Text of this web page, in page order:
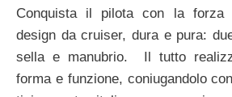
Conquista il pilota con la forza
design da cruiser, dura e pura:
sella e manubrio. Il tutto
forma e funzione, coniugandolo